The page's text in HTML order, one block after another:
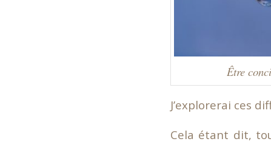
Être
J’explorerai ces
Cela étant dit,